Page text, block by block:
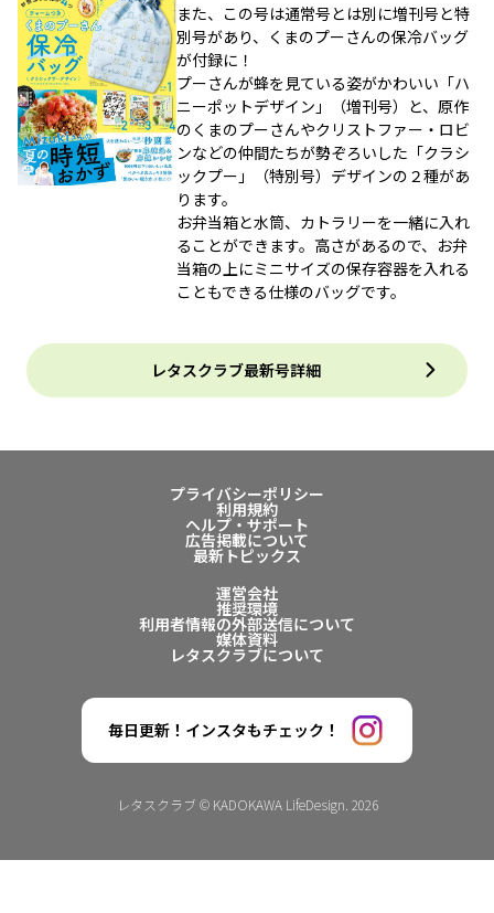
また、この号は通常号とは別に増刊号と特
別号があり、くまのプーさんの保冷バッグ
が付録に！
プーさんが蜂を見ている姿がかわいい「ハ
ニーポットデザイン」（増刊号）と、原作
のくまのプーさんやクリストファー・ロビ
ンなどの仲間たちが勢ぞろいした「クラシ
ックプー」（特別号）デザインの２種があ
ります。
お弁当箱と水筒、カトラリーを一緒に入れ
ることができます。高さがあるので、お弁
当箱の上にミニサイズの保存容器を入れる
こともできる仕様のバッグです。
レタスクラブ最新号詳細
プライバシーポリシー
利用規約
ヘルプ・サポート
広告掲載について
最新トピックス
運営会社
推奨環境
利用者情報の外部送信について
媒体資料
レタスクラブについて
毎日更新！インスタもチェック！
レタスクラブ © KADOKAWA LifeDesign. 2026